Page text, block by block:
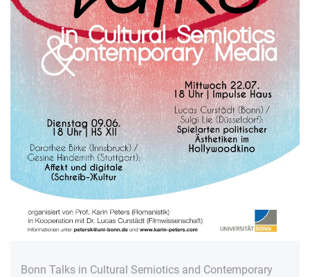
Bonn Talks in Cultural Semiotics and Contemporary